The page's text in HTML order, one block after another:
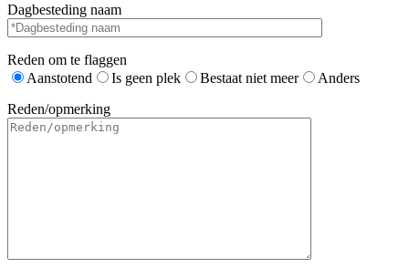
Dagbesteding naam
Reden om te flaggen
Aanstotend
Is geen plek Bestaat niet meer
Anders
Reden/opmerking